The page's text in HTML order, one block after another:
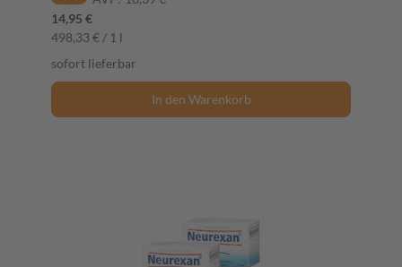
14,95 €
498,33 € / 1 l
sofort lieferbar
In den Warenkorb